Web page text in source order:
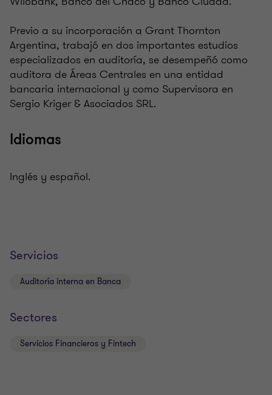
Previo a su incorporación a Grant Thornton
Argentina, trabajó en dos importantes estudios
especializados en auditoría, se desempeñó como
auditora de Áreas Centrales en una entidad
bancaria internacional y como Supervisora en
Sergio Kriger & Asociados SRL.
Idiomas
Inglés y español.
Servicios
Auditoría interna en Banca
Sectores
Servicios Financieros y Fintech